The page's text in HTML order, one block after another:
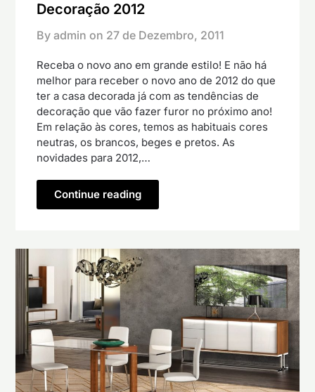
Decoração 2012
By admin on 27 de Dezembro, 2011
Receba o novo ano em grande estilo! E não há
melhor para receber o novo ano de 2012 do que
ter a casa decorada já com as tendências de
decoração que vão fazer furor no próximo ano!
Em relação às cores, temos as habituais cores
neutras, os brancos, beges e pretos. As
novidades para 2012,…
Continue reading